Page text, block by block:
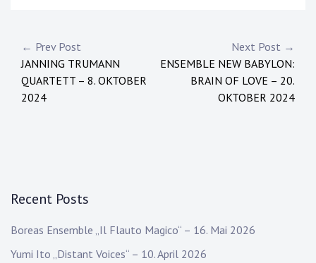
Post
navigation
← Prev Post
JANNING TRUMANN
QUARTETT – 8. OKTOBER
2024
Next Post →
ENSEMBLE NEW BABYLON:
BRAIN OF LOVE – 20.
OKTOBER 2024
Recent Posts
Boreas Ensemble „Il Flauto Magico“ – 16. Mai 2026
Yumi Ito „Distant Voices“ – 10. April 2026